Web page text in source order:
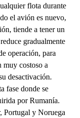
flota durante
el avión es nuevo,
tiende a tener un
gradualmente
operación, para
muy costoso a
desactivación.
fase donde se
por Rumanía.
Portugal y Noruega